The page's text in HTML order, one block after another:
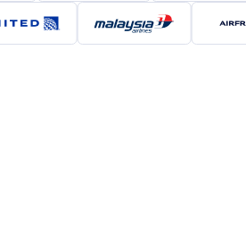
Hà Nội, TP. Hồ Chí Minh,
quá cảnh và hãng hàng không
tục bay đến Philadelphia. Hãng 5